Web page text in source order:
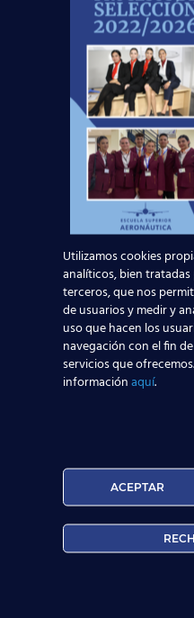
Durante el mes de
contaron con
los que pudieron
selecciones que Air
Alicante, Sevilla y
VuelingenMallorca,
celebrarán a lo largo
en breve os
Si todavía no
título oficial TCP
gustaría
vuelo, ¡no
oportunidad!
esperando en
repartidospor
donde te
sigas los pasos
alumnos que
Comienza tu aventura
Utilizamos cookies
analíticos, bien
terceros, que nos
de usuarios y medir y
uso que hacen los
navegación con el fin
servicios que
informaciónaquí.
ACEPTAR